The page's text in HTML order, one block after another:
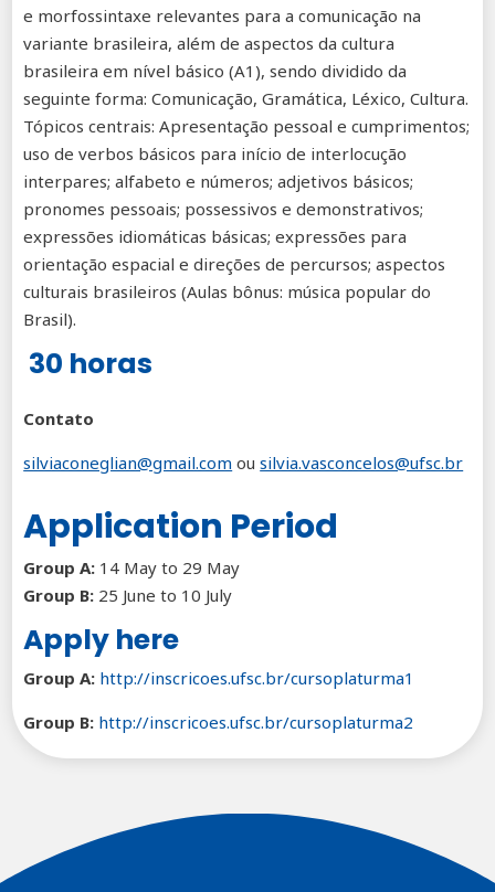
e morfossintaxe relevantes para a comunicação na
variante brasileira, além de aspectos da cultura
brasileira em nível básico (A1), sendo dividido da
seguinte forma: Comunicação, Gramática, Léxico, Cultura.
Tópicos centrais: Apresentação pessoal e cumprimentos;
uso de verbos básicos para início de interlocução
interpares; alfabeto e números; adjetivos básicos;
pronomes pessoais; possessivos e demonstrativos;
expressões idiomáticas básicas; expressões para
orientação espacial e direções de percursos; aspectos
culturais brasileiros (Aulas bônus: música popular do
Brasil).
30 horas
Contato
silviaconeglian@gmail.com ousilvia.vasconcelos@ufsc.br
Application Period
Group A: 14 May to 29 May
Group B: 25 June to 10 July
Apply here
Group A: http://inscricoes.ufsc.br/cursoplaturma1
Group B: http://inscricoes.ufsc.br/cursoplaturma2